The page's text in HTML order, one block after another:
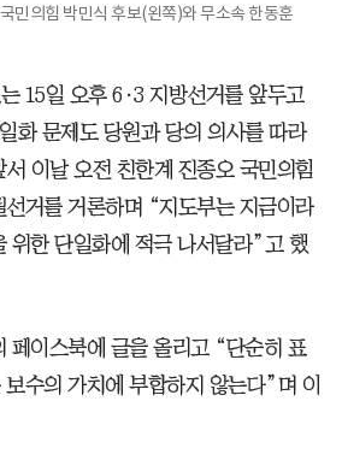
민의힘 박민식 후보(왼쪽)와 무소속 한동훈
15일 오후 6·3 지방선거를 앞두고
화 문제도 당원과 당의 의사를 따라
이날 오전 친한계 진종오 국민의힘
거를 거론하며 “지도부는 지금이라
위한 단일화에 적극 나서달라”고 했
페이스북에 글을 올리고 “단순히 표
수의 가치에 부합하지 않는다”며 이